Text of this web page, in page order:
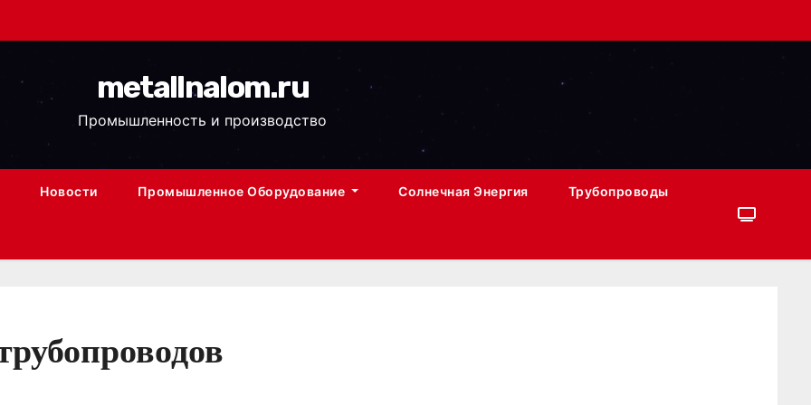
metallnalom.ru
Промышленность и производство
Новости Промышленное Оборудование Солнечная Энергия Трубопроводы